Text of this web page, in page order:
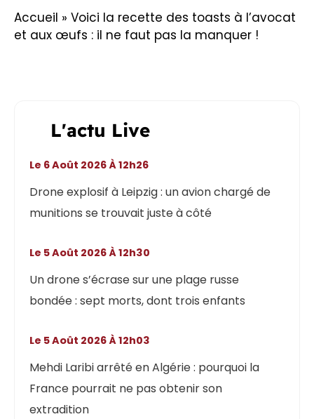
Accueil » Voici la recette des toasts à l’avocat
et aux œufs : il ne faut pas la manquer !
L'actu Live
Drone explosif à Leipzig : un avion chargé de
munitions se trouvait juste à côté
Le 6 Août 2026 À 12h26
Un drone s’écrase sur une plage russe
bondée : sept morts, dont trois enfants
Le 5 Août 2026 À 12h30
Mehdi Laribi arrêté en Algérie : pourquoi la
France pourrait ne pas obtenir son
extradition
Le 5 Août 2026 À 12h03